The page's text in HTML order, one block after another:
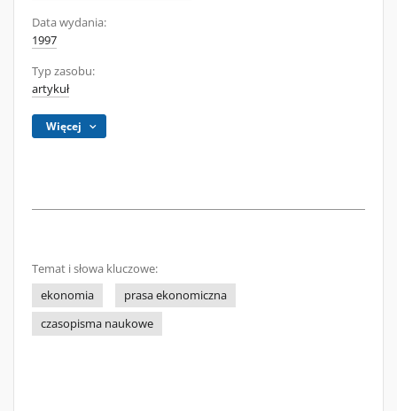
Data wydania:
1997
Typ zasobu:
artykuł
Więcej
Temat i słowa kluczowe:
ekonomia
prasa ekonomiczna
czasopisma naukowe